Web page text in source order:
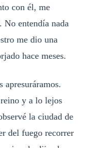
con él, me
No entendía nada
me dio una
hace meses.
y a lo lejos
la ciudad de
del fuego recorrer